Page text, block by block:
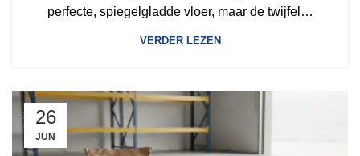
perfecte, spiegelgladde vloer, maar de twijfel…
VERDER LEZEN
26
JUN